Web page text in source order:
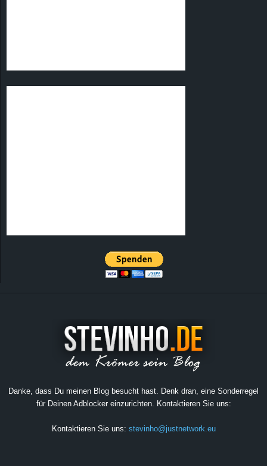
Danke, dass Du meinen Blog besucht hast. Denk dran, eine Sonderregel
für Deinen Adblocker einzurichten. Kontaktieren Sie uns:
Kontaktieren Sie uns: stevinho@justnetwork.eu